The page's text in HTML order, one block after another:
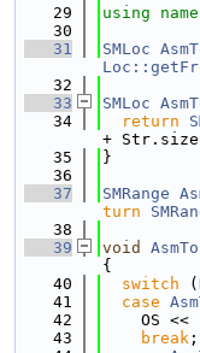
   29
using
   30
   31
SMLoc
   32
   33
SMLoc
   34
return
+
   35
}
   36
   37
SMRange
turn
   38
   39
void
{
   40
switch
   41
case
   42
    OS <<
   43
break ;